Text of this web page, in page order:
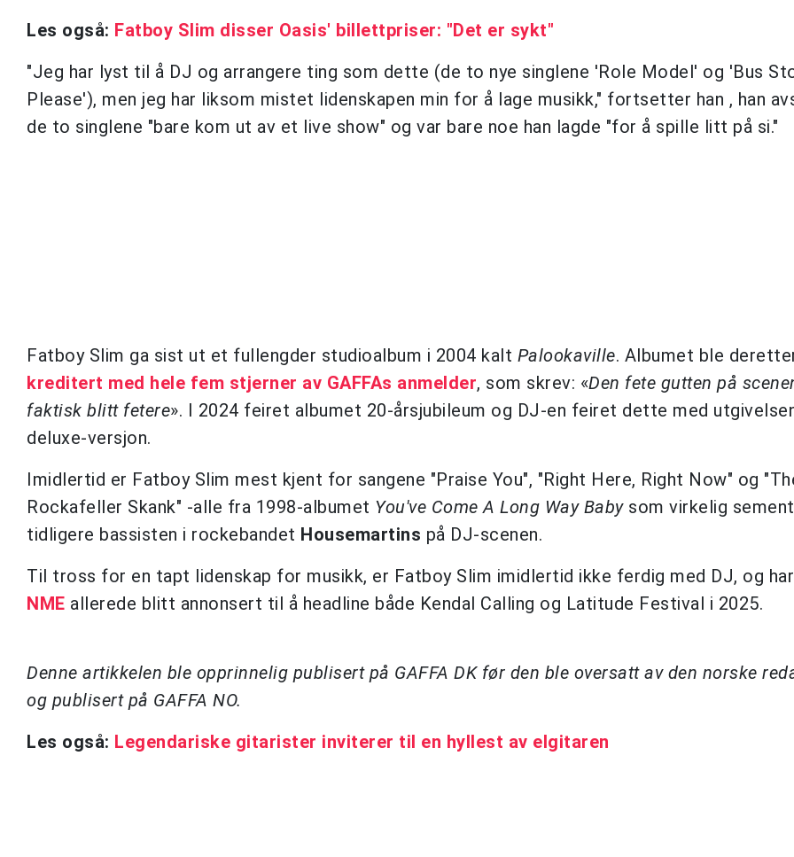
Les også: Fatboy Slim disser Oasis' billettpriser: "Det er sykt"
"Jeg har lyst til å DJ og arrangere ting som dette (de to nye singlene 'Role Model' og 'Bus
Please'), men jeg har liksom mistet lidenskapen min for å lage musikk," fortsetter han , han
de to singlene "bare kom ut av et live show" og var bare noe han lagde "for å spille litt på si."
Fatboy Slim ga sist ut et fullengder studioalbum i 2004 kalt Palookaville. Albumet ble
kreditert med hele fem stjerner av GAFFAs anmelder, som skrev: «Den fete gutten på
faktisk blitt fetere». I 2024 feiret albumet 20-årsjubileum og DJ-en feiret dette med
deluxe-versjon.
Imidlertid er Fatboy Slim mest kjent for sangene "Praise You", "Right Here, Right Now" og
Rockafeller Skank" -alle fra 1998-albumet You've Come A Long Way Baby som virkelig
tidligere bassisten i rockebandet Housemartins på DJ-scenen.
Til tross for en tapt lidenskap for musikk, er Fatboy Slim imidlertid ikke ferdig med DJ, og
NME allerede blitt annonsert til å headline både Kendal Calling og Latitude Festival i 2025.
Denne artikkelen ble opprinnelig publisert på GAFFA DK før den ble oversatt av den norske
og publisert på GAFFA NO.
Les også: Legendariske gitarister inviterer til en hyllest av elgitaren